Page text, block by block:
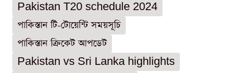
Pakistan T20 schedule 2024
পাকিস্তান টি-টোয়েন্টি সময়সূচি
পাকিস্তান ক্রিকেট আপডেট
Pakistan vs Sri Lanka highlights